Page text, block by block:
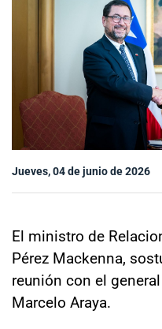
Servicios ciudadanos
Subsecretaría de
Internacionales
Sala de prensa
modo claro
Jueves, 04 de junio de 2026
El ministro de
Pérez Mackenna,
reunión con el
Marcelo Araya.